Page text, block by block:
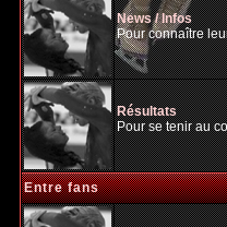
News / Infos
Pour connaître
Résultats
Pour se tenir au
Entre fans